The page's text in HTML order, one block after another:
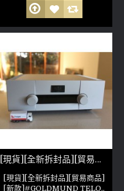
[現貨][全新拆封品][貿易商品][新款]GOLDMUND TELOS 590 NEXTGEN(參考照片)
[現貨][全新拆封品][貿易商品]
[新款]#GOLDMUND TELO..